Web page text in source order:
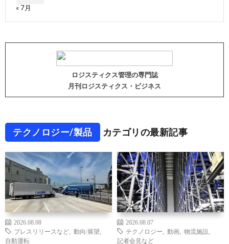
« 7月
ロジスティクス管理の専門誌
月刊ロジスティクス・ビジネス
テクノロジー/製品 カテゴリの最新記事
2026.08.08
プレスリリースなど
動向/展望
自動運転
2026.08.07
テクノロジー
動画 物流施設
記者会見など